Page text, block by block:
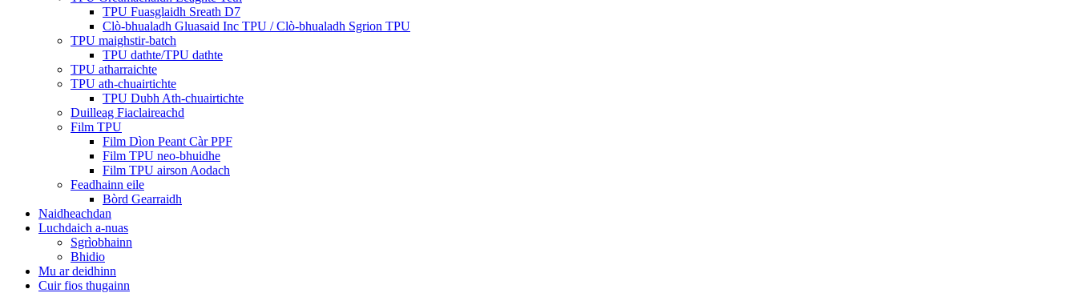
TPU Fuasglaidh Sreath D7
Clò-bhualadh Gluasaid Inc TPU / Clò-bhualadh Sgrion TPU
TPU maighstir-batch
TPU dathte/TPU dathte
TPU atharraichte
TPU ath-chuairtichte
TPU Dubh Ath-chuairtichte
Duilleag Fiaclaireachd
Film TPU
Film Dìon Peant Càr PPF
Film TPU neo-bhuidhe
Film TPU airson Aodach
Feadhainn eile
Bòrd Gearraidh
Naidheachdan
Luchdaich a-nuas
Sgrìobhainn
Bhidio
Mu ar deidhinn
Cuir fios thugainn